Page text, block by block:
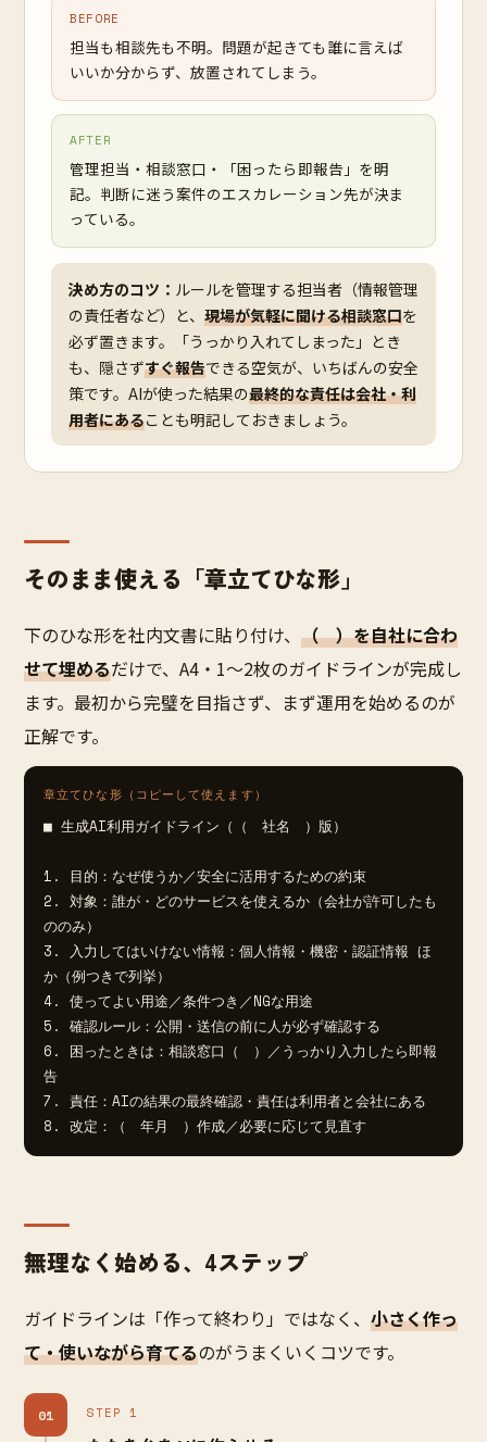
BEFORE
担当も相談先も不明。問題が起きても誰に言えば
いいか分からず、放置されてしまう。
AFTER
管理担当・相談窓口・「困ったら即報告」を明
記。判断に迷う案件のエスカレーション先が決ま
っている。
決め方のコツ： ルールを管理する担当者（情報管理
の責任者など）と、 現場が気軽に聞ける相談窓口を
必ず置きます。「うっかり入れてしまった」とき
も、隠さずすぐ報告できる空気が、いちばんの安全
策です。AIが使った結果の最終的な責任は会社・利
用者にあることも明記しておきましょう。
そのまま使える「章立てひな形」
下のひな形を社内文書に貼り付け、 （ ）を自社に合わ
せて埋めるだけで、A4・1〜2枚のガイドラインが完成し
ます。最初から完璧を目指さず、まず運用を始めるのが
正解です。
章立てひな形（コピーして使えます）
■ 生成AI利用ガイドライン（（　社名　）版）
1. 目的：なぜ使うか／安全に活用するための約束
2. 対象：誰が・どのサービスを使えるか（会社が許可したも
ののみ）
3. 入力してはいけない情報：個人情報・機密・認証情報 ほ
か（例つきで列挙）
4. 使ってよい用途／条件つき／NGな用途
5. 確認ルール：公開・送信の前に人が必ず確認する
6. 困ったときは：相談窓口（　）／うっかり入力したら即報
告
7. 責任：AIの結果の最終確認・責任は利用者と会社にある
8. 改定：（　年月　）作成／必要に応じて見直す
無理なく始める、4ステップ
ガイドラインは「作って終わり」ではなく、 小さく作っ
て・使いながら育てるのがうまくいくコツです。
01 STEP 1